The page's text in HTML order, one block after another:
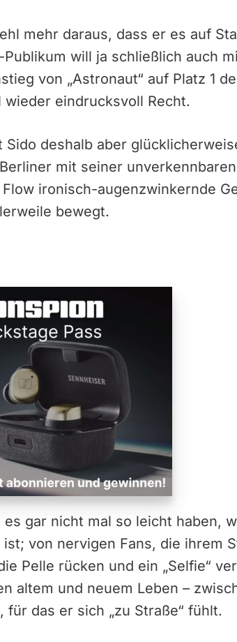
mehr daraus, dass er es auf
will ja schließlich auch
von „Astronaut“ auf Platz 1
eindrucksvoll Recht.
deshalb aber
mit seiner
ironisch-augenzwinkernde
bewegt.
es gar nicht mal so leicht haben,
von nervigen Fans, die ihrem
Pelle rücken und ein „Selfie“
altem und neuem Leben –
das er sich „zu Straße“ fühlt.